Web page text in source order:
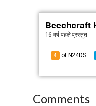
Beechcraft
16 वर्ष पहले प्रस्तुत
4 of N24DS
Comments